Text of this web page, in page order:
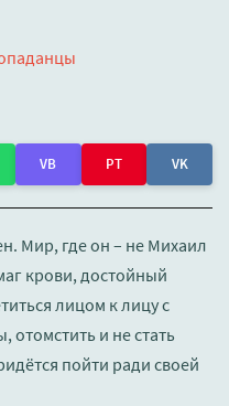
VB PT VK
Мир, где он – не Михаил
крови, достойный
лицом к лицу с
отомстить и не стать
пойти ради своей